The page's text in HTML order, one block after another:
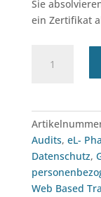
Sie
ein Zertifikat
Learning:
Menge
Audits, eL-
Datenschutz,
Web Based